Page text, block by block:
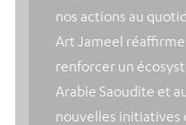
nos actions au
Art Jameel
renforcer un
Arabie Saoudite et
nouvelles initiatives